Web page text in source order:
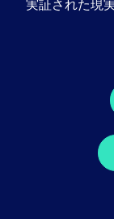
実証された現